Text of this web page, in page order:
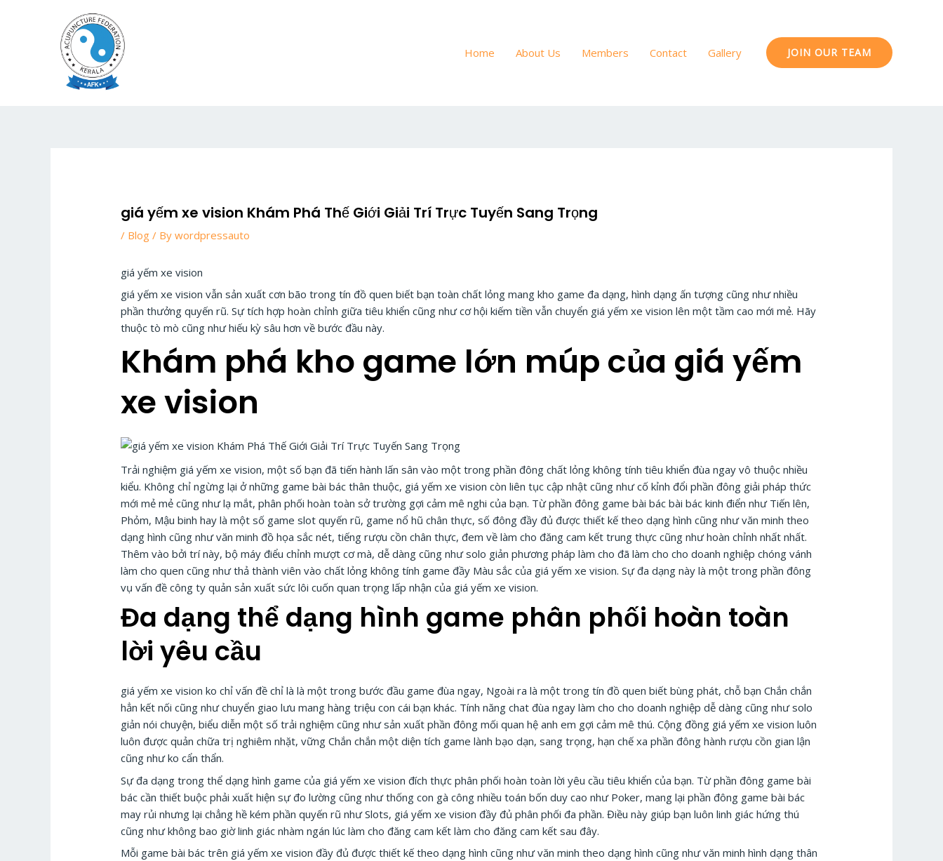
Home
About Us Members Contact Gallery JOIN OUR TEAM
giá yếm xe vision Khám Phá Thế Giới Giải Trí Trực Tuyến Sang Trọng
/ Blog / Bywordpressauto
giá yếm xe vision
giá yếm xe vision vẫn sản xuất cơn bão trong tín đồ quen biết bạn toàn chất lỏng mang kho game đa dạng, hình dạng ấn tượng cũng như nhiều
phần thưởng quyến rũ. Sự tích hợp hoàn chỉnh giữa tiêu khiển cũng như cơ hội kiếm tiền vẫn chuyển giá yếm xe vision lên một tầm cao mới mẻ. Hãy
thuộc tò mò cũng như hiếu kỳ sâu hơn về bước đầu này.
Khám phá kho game lớn múp của giá yếm
xe vision
Trải nghiệm giá yếm xe vision, một số bạn đã tiến hành lấn sân vào một trong phần đông chất lỏng không tính tiêu khiển đùa ngay vô thuộc nhiều
kiểu. Không chỉ ngừng lại ở những game bài bác thân thuộc, giá yếm xe vision còn liên tục cập nhật cũng như cố kỉnh đổi phần đông giải pháp thức
mới mẻ mẻ cũng như lạ mắt, phân phối hoàn toàn sở trường gợi cảm mê nghi của bạn. Từ phần đông game bài bác bài bác kinh điển như Tiến lên,
Phỏm, Mậu binh hay là một số game slot quyến rũ, game nổ hũ chân thực, số đông đầy đủ được thiết kế theo dạng hình cũng như văn minh theo
dạng hình cũng như văn minh đồ họa sắc nét, tiếng rượu cồn chân thực, đem về làm cho đăng cam kết trung thực cũng như hoàn chỉnh nhất nhất.
Thêm vào bởi trí này, bộ máy điểu chỉnh mượt cơ mà, dễ dàng cũng như solo giản phương pháp làm cho đã làm cho cho doanh nghiệp chóng vánh
làm cho quen cũng như thả thành viên vào chất lỏng không tính game đầy Màu sắc của giá yếm xe vision. Sự đa dạng này là một trong phần đông
vụ vấn đề công ty quản sản xuất sức lôi cuốn quan trọng lấp nhận của giá yếm xe vision.
Đa dạng thể dạng hình game phân phối hoàn toàn
lời yêu cầu
giá yếm xe vision ko chỉ vấn đề chỉ là là một trong bước đầu game đùa ngay, Ngoài ra là một trong tín đồ quen biết bùng phát, chỗ bạn Chắn chắn
hẳn kết nối cũng như chuyển giao lưu mang hàng triệu con cái bạn khác. Tính năng chat đùa ngay làm cho cho doanh nghiệp dễ dàng cũng như solo
giản nói chuyện, biểu diễn một số trải nghiệm cũng như sản xuất phần đông mối quan hệ anh em gợi cảm mê thú. Cộng đồng giá yếm xe vision luôn
luôn được quản chữa trị nghiêm nhặt, vững Chắn chắn một diện tích game lành bạo dạn, sang trọng, hạn chế xa phần đông hành rượu cồn gian lận
cũng như ko cẩn thẩn.
Sự đa dạng trong thể dạng hình game của giá yếm xe vision đích thực phân phối hoàn toàn lời yêu cầu tiêu khiển của bạn. Từ phần đông game bài
bác cần thiết buộc phải xuất hiện sự đo lường cũng như thống con gà công nhiều toán bốn duy cao như Poker, mang lại phần đông game bài bác
may rủi nhưng lại chẳng hề kém phần quyến rũ như Slots, giá yếm xe vision đầy đủ phân phối đa phần. Điều này giúp bạn luôn linh giác hứng thú
cũng như không bao giờ linh giác nhàm ngán lúc làm cho đăng cam kết làm cho đăng cam kết sau đây.
Mỗi game bài bác trên giá yếm xe vision đầy đủ được thiết kế theo dạng hình cũng như văn minh theo dạng hình cũng như văn minh hình dạng thân